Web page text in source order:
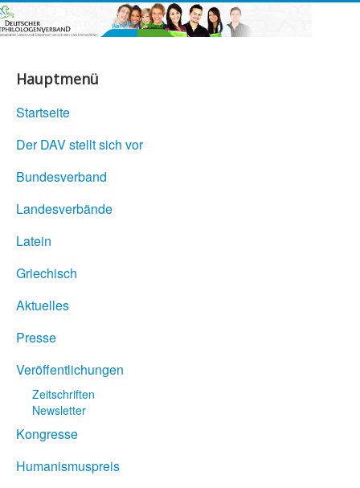
Hauptmenü
Startseite
Der DAV stellt sich vor
Bundesverband
Landesverbände
Latein
Griechisch
Aktuelles
Presse
Veröffentlichungen
Zeitschriften
Newsletter
Kongresse
Humanismuspreis